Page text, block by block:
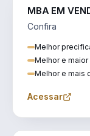
MBA EM
Confira
Melhor
Melhor e
Melhor e mais
Acessar